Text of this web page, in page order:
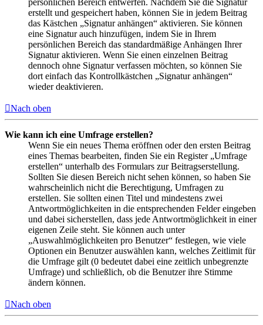
persönlichen Bereich entwerfen. Nachdem Sie die Signatur
erstellt und gespeichert haben, können Sie in jedem Beitrag
das Kästchen „Signatur anhängen“ aktivieren. Sie können
eine Signatur auch hinzufügen, indem Sie in Ihrem
persönlichen Bereich das standardmäßige Anhängen Ihrer
Signatur aktivieren. Wenn Sie einen einzelnen Beitrag
dennoch ohne Signatur verfassen möchten, so können Sie
dort einfach das Kontrollkästchen „Signatur anhängen“
wieder deaktivieren.
Nach oben
Wie kann ich eine Umfrage erstellen?
Wenn Sie ein neues Thema eröffnen oder den ersten Beitrag
eines Themas bearbeiten, finden Sie ein Register „Umfrage
erstellen“ unterhalb des Formulars zur Beitragserstellung.
Sollten Sie diesen Bereich nicht sehen können, so haben Sie
wahrscheinlich nicht die Berechtigung, Umfragen zu
erstellen. Sie sollten einen Titel und mindestens zwei
Antwortmöglichkeiten in die entsprechenden Felder eingeben
und dabei sicherstellen, dass jede Antwortmöglichkeit in einer
eigenen Zeile steht. Sie können auch unter
„Auswahlmöglichkeiten pro Benutzer“ festlegen, wie viele
Optionen ein Benutzer auswählen kann, welches Zeitlimit für
die Umfrage gilt (0 bedeutet dabei eine zeitlich unbegrenzte
Umfrage) und schließlich, ob die Benutzer ihre Stimme
ändern können.
Nach oben